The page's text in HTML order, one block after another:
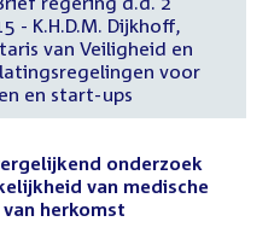
- K.H.D.M. Dijkhoff,
van Veiligheid en
voor
en start-ups
onderzoek
van medische
herkomst